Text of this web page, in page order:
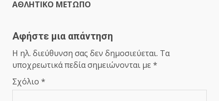
ΑΘΛΗΤΙΚΟ ΜΕΤΩΠΟ
Αφήστε μια απάντηση
Η ηλ. διεύθυνση σας δεν δημοσιεύεται. Τα
υποχρεωτικά πεδία σημειώνονται με *
Σχόλιο *